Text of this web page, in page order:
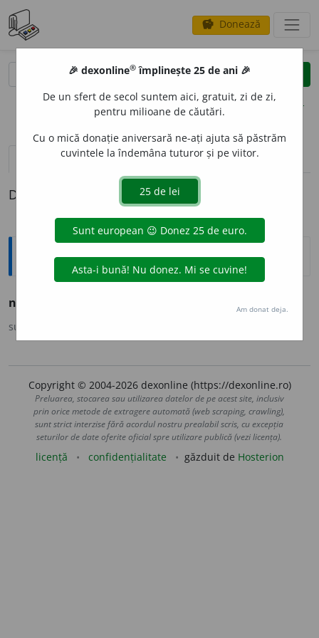
savings Donează
clear
opțiuni
definiții (1) pronunțievolume_up (11)
Definiția cu ID-ul 533466:
Argou
neagra
sursa:
Copyright © 2004-2026 dexonline (https://dexonline.ro)
Preluarea, stocarea sau utilizarea datelor de pe acest site, inclusiv
prin orice metode de extragere automată (web scraping, crawling),
sunt strict interzise fără acordul nostru prealabil scris, cu excepția
seturilor de date oferite oficial spre utilizare publică (vezi licența).
licență confidențialitate găzduit de Hosterion
🎉 dexonline® împlinește 25 de ani 🎉
De un sfert de secol suntem aici, gratuit, zi de zi,
pentru milioane de căutări.
Cu o mică donație aniversară ne-ați ajuta să păstrăm
cuvintele la îndemâna tuturor și pe viitor.
Am donat deja.